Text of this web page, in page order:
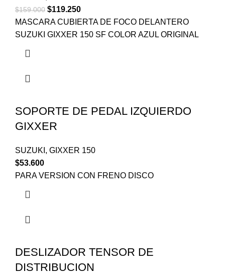
$159.000 $119.250
MASCARA CUBIERTA DE FOCO DELANTERO
SUZUKI GIXXER 150 SF COLOR AZUL ORIGINAL
SOPORTE DE PEDAL IZQUIERDO
GIXXER
SUZUKI , GIXXER 150
$53.600
PARA VERSION CON FRENO DISCO
DESLIZADOR TENSOR DE
DISTRIBUCION